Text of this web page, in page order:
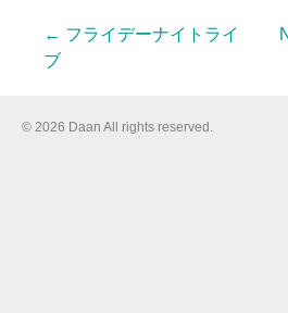
投
稿
← フライデーナイトライ
ブ
© 2026 Daan All rights reserved.